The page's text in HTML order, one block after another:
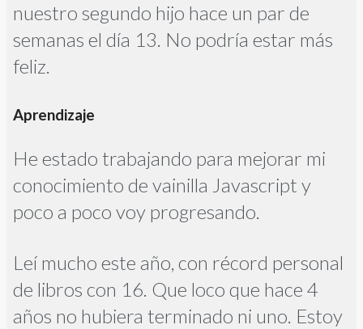
nuestro segundo hijo hace un par de
semanas el día 13. No podría estar más
feliz.
Aprendizaje
He estado trabajando para mejorar mi
conocimiento de vainilla Javascript y
poco a poco voy progresando.
Leí mucho este año, con récord personal
de libros con 16. Que loco que hace 4
años no hubiera terminado ni uno. Estoy